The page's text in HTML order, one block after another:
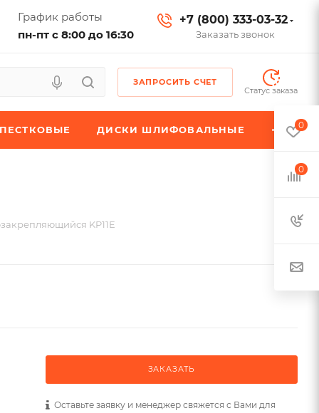
График работы
пн-пт с 8:00 до 16:30
+7 (800) 333-03-32
Заказать звонок
ЗАПРОСИТЬ СЧЕТ
Статус заказа
ДИСКИ ШЛИФОВАЛЬНЫЕ
KP11E
ЗАКАЗАТЬ
Оставьте заявку и менеджер свяжется с Вами для
0
0